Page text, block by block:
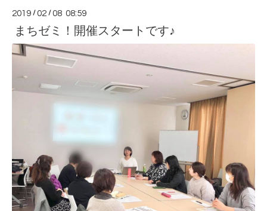
2019 /02 /08 08:59
まちゼミ！開催スタートです♪